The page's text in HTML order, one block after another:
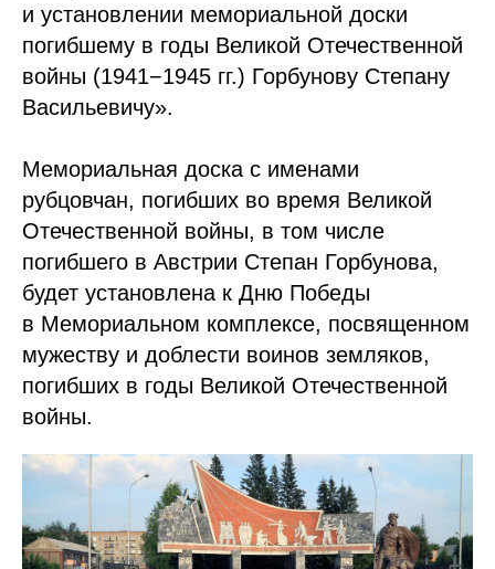
и установлении мемориальной доски
погибшему в годы Великой Отечественной
войны (1941−1945 гг.) Горбунову Степану
Васильевичу».
Мемориальная доска с именами
рубцовчан, погибших во время Великой
Отечественной войны, в том числе
погибшего в Австрии Степан Горбунова,
будет установлена к Дню Победы
в Мемориальном комплексе, посвященном
мужеству и доблести воинов земляков,
погибших в годы Великой Отечественной
войны.